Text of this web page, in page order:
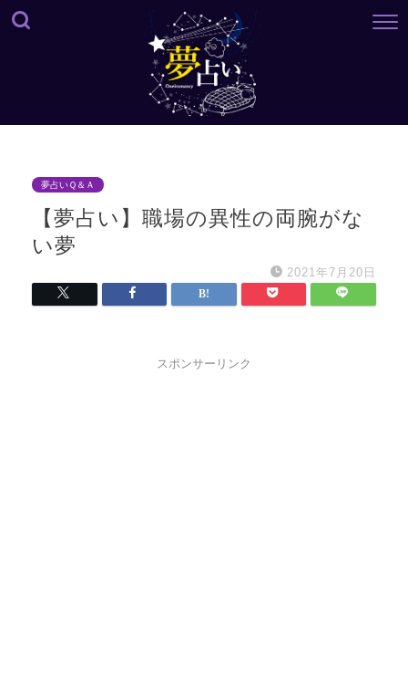
夢占いＱ＆Ａ
【夢占い】職場の異性の両腕がな
い夢
2021年7月20日
スポンサーリンク